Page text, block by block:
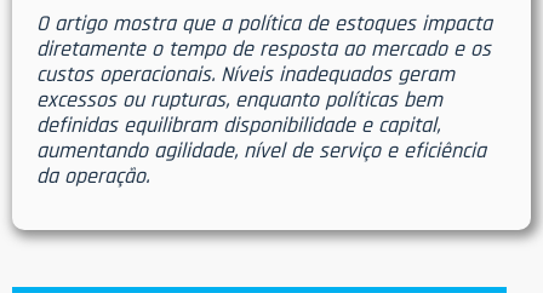
O artigo mostra que a política de estoques impacta
diretamente o tempo de resposta ao mercado e os
custos operacionais. Níveis inadequados geram
excessos ou rupturas, enquanto políticas bem
definidas equilibram disponibilidade e capital,
aumentando agilidade, nível de serviço e eficiência
da operação.